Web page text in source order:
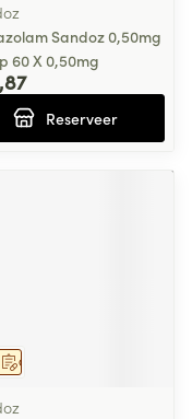
Sandoz 0,50mg
60 X 0,50mg
Reserveer
Op voorschrift